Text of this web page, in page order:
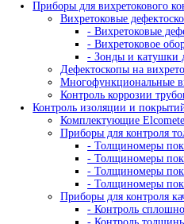
- AGFA
- Kodak
- Тасма
Рентгено-
- Камеры
- Рентгено-
- Рентгено-
Рентгеновские
- Ручная
- Машинная
Усиливающие
- Экраны
- Экраны
Принадлежности
-